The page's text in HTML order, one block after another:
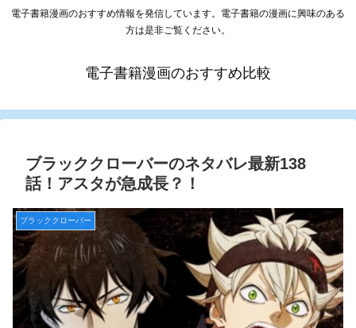
電子書籍漫画のおすすめ情報を発信しています。電子書籍の漫画に興味のある
方は是非ご覧ください。
電子書籍漫画のおすすめ比較
ブラッククローバーのネタバレ最新138
話！アスタが急成長？！
ブラッククローバー